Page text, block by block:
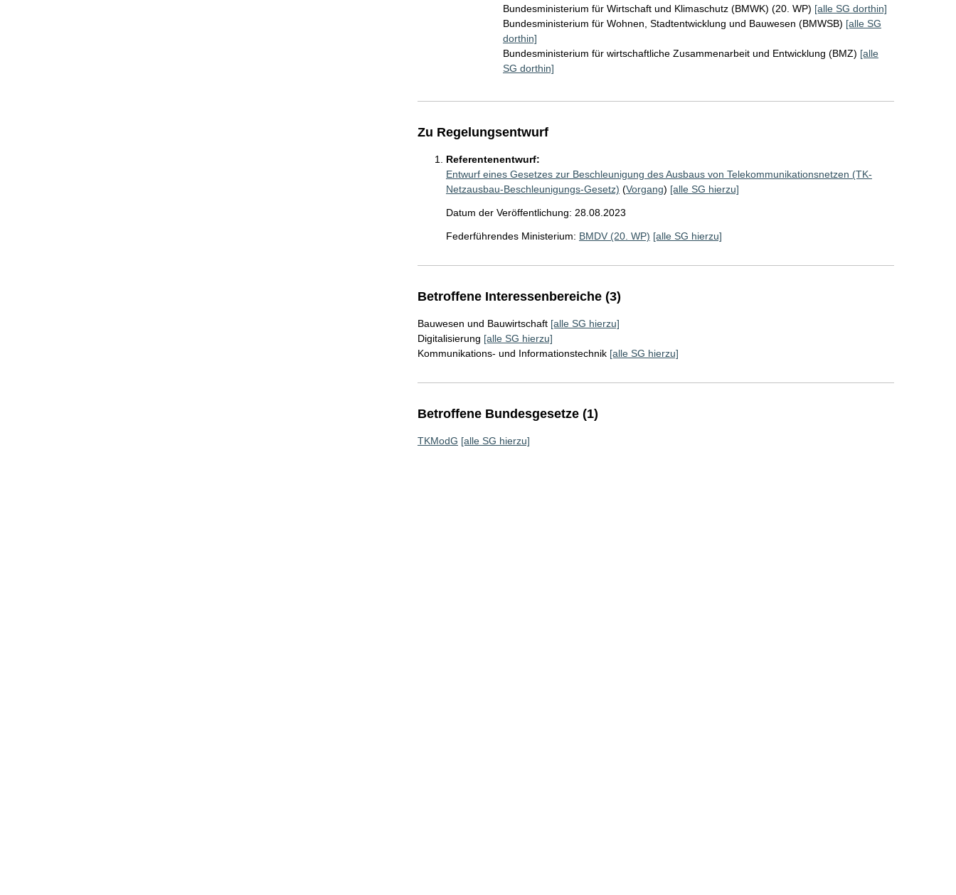
Bundesministerium für Wirtschaft und Klimaschutz (BMWK) (20. WP) [alle SG dorthin]
Bundesministerium für Wohnen, Stadtentwicklung und Bauwesen (BMWSB) [alle SG
dorthin]
Bundesministerium für wirtschaftliche Zusammenarbeit und Entwicklung (BMZ) [alle
SG dorthin]
Zu Regelungsentwurf
Referentenentwurf:
Entwurf eines Gesetzes zur Beschleunigung des Ausbaus von Telekommunikationsnetzen (TK-
Netzausbau-Beschleunigungs-Gesetz) (Vorgang) [alle SG hierzu]
Datum der Veröffentlichung: 28.08.2023
Federführendes Ministerium: BMDV (20. WP) [alle SG hierzu]
Betroffene Interessenbereiche (3)
Bauwesen und Bauwirtschaft [alle SG hierzu]
Digitalisierung [alle SG hierzu]
Kommunikations- und Informationstechnik [alle SG hierzu]
Betroffene Bundesgesetze (1)
TKModG [alle SG hierzu]